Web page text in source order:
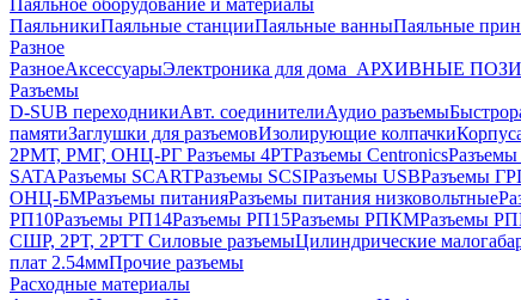
Паяльное оборудование и материалы
ПаяльникиПаяльные станцииПаяльные ванныПаяльные
Разное
РазноеАксессуарыЭлектроника для дома _АРХИВНЫЕ
Разъемы
D-SUB переходникиАвт. соединителиАудио разъемы
памятиЗаглушки для разъемовИзолирующие колпачки
2РМТ, РМГ, ОНЦ-РГ Разъемы 4РТРазъемы Centronics
SATAРазъемы SCARTРазъемы SCSIРазъемы USBРазъемы
ОНЦ-БМРазъемы питанияРазъемы питания низковольтные
РП10Разъемы РП14Разъемы РП15Разъемы РПКМРазъемы
СШР, 2РТ, 2РТТ Силовые разъемыЦилиндрические
плат 2.54ммПрочие разъемы
Расходные материалы